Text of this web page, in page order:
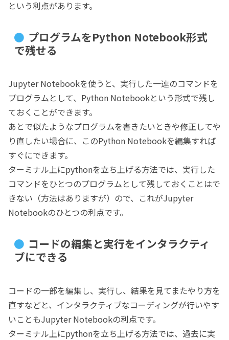
という利点があります。
プログラムをPython Notebook形式
で残せる
Jupyter Notebookを使うと、実行した一連のコマンドを
プログラムとして、Python Notebookという形式で残し
ておくことができます。
あとで似たようなプログラムを書きたいときや修正してや
り直したい場合に、このPython Notebookを編集すれば
すぐにできます。
ターミナル上にpythonを立ち上げる方法では、実行した
コマンドをひとつのプログラムとして残しておくことはで
きない（方法はありますが）ので、これがJupyter
Notebookのひとつの利点です。
コードの編集と実行をインタラクティ
ブにできる
コードの一部を編集し、実行し、結果を見てまたやり方を
直すなどと、インタラクティブなコーディングが行いやす
いこともJupyter Notebookの利点です。
ターミナル上にpythonを立ち上げる方法では、過去に実